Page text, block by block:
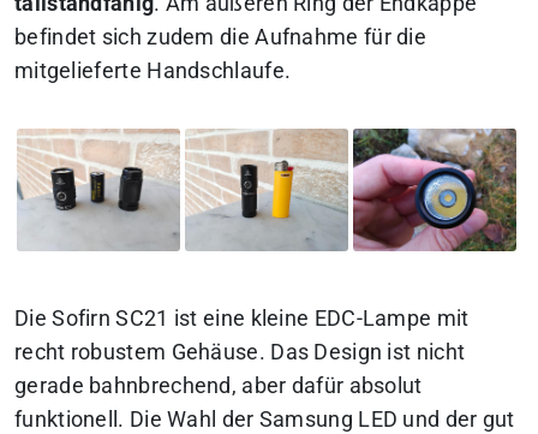
befindet sich zudem die Aufnahme für die
mitgelieferte Handschlaufe.
Die Sofirn SC21 ist eine kleine EDC-Lampe mit
recht robustem Gehäuse. Das Design ist nicht
gerade bahnbrechend, aber dafür absolut
funktionell. Die Wahl der Samsung LED und der gut